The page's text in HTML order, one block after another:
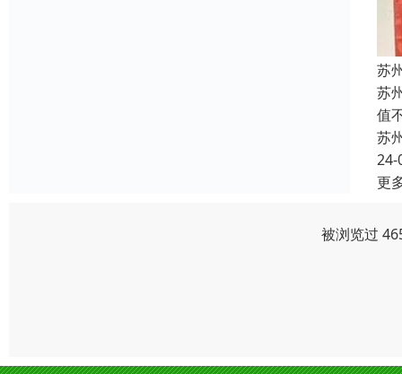
苏
苏
值
苏
24-
更
被浏览过